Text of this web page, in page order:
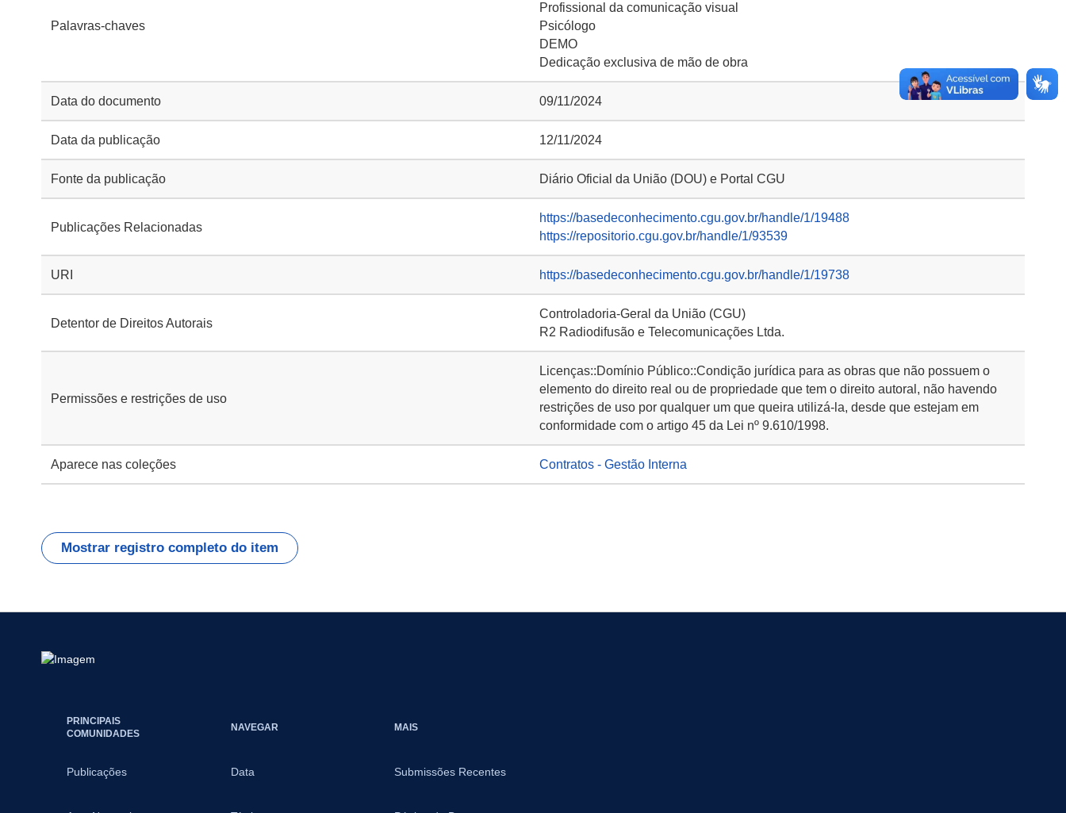
Palavras-chaves
Profissional da comunicação visual
Psicólogo
DEMO
Dedicação exclusiva de mão de obra
Data do documento 09/11/2024
Data da publicação 12/11/2024
Fonte da publicação Diário Oficial da União (DOU) e Portal CGU
Publicações Relacionadas
https://basedeconhecimento.cgu.gov.br/handle/1/19488
https://repositorio.cgu.gov.br/handle/1/93539
URI https://basedeconhecimento.cgu.gov.br/handle/1/19738
Detentor de Direitos Autorais
Controladoria-Geral da União (CGU)
R2 Radiodifusão e Telecomunicações Ltda.
Permissões e restrições de uso
Licenças::Domínio Público::Condição jurídica para as obras que não possuem o
elemento do direito real ou de propriedade que tem o direito autoral, não havendo
restrições de uso por qualquer um que queira utilizá-la, desde que estejam em
conformidade com o artigo 45 da Lei nº 9.610/1998.
Aparece nas coleções Contratos - Gestão Interna
Mostrar registro completo do item
PRINCIPAIS
COMUNIDADES
Publicações
NAVEGAR
Data
MAIS
Submissões Recentes